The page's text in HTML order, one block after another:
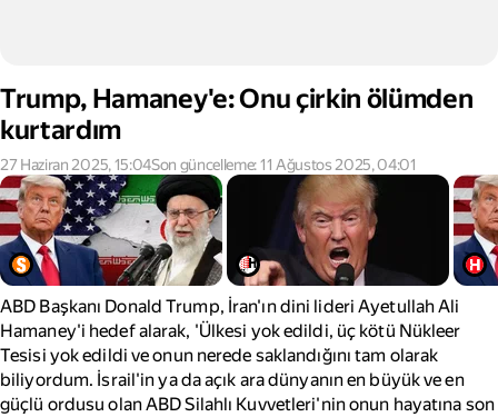
Trump, Hamaney'e: Onu çirkin ölümden
kurtardım
27 Haziran 2025, 15:04Son güncelleme: 11 Ağustos 2025, 04:01
ABD Başkanı Donald Trump, İran'ın dini lideri Ayetullah Ali
Hamaney'i hedef alarak, 'Ülkesi yok edildi, üç kötü Nükleer
Tesisi yok edildi ve onun nerede saklandığını tam olarak
biliyordum. İsrail'in ya da açık ara dünyanın en büyük ve en
güçlü ordusu olan ABD Silahlı Kuvvetleri'nin onun hayatına son